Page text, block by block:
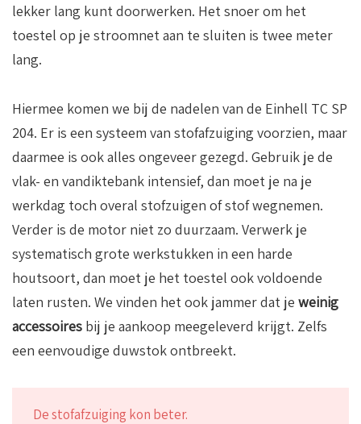
lekker lang kunt doorwerken. Het snoer om het
toestel op je stroomnet aan te sluiten is twee meter
lang.
Hiermee komen we bij de nadelen van de Einhell TC SP
204. Er is een systeem van stofafzuiging voorzien, maar
daarmee is ook alles ongeveer gezegd. Gebruik je de
vlak- en vandiktebank intensief, dan moet je na je
werkdag toch overal stofzuigen of stof wegnemen.
Verder is de motor niet zo duurzaam. Verwerk je
systematisch grote werkstukken in een harde
houtsoort, dan moet je het toestel ook voldoende
laten rusten. We vinden het ook jammer dat je weinig
accessoires bij je aankoop meegeleverd krijgt. Zelfs
een eenvoudige duwstok ontbreekt.
De stofafzuiging kon beter.